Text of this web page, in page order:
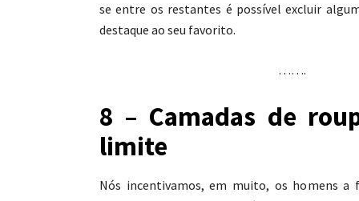
se entre os restantes é possível excluir
destaque ao seu favorito.
…….
8 – Camadas de
limite
Nós incentivamos, em muito, os homens a